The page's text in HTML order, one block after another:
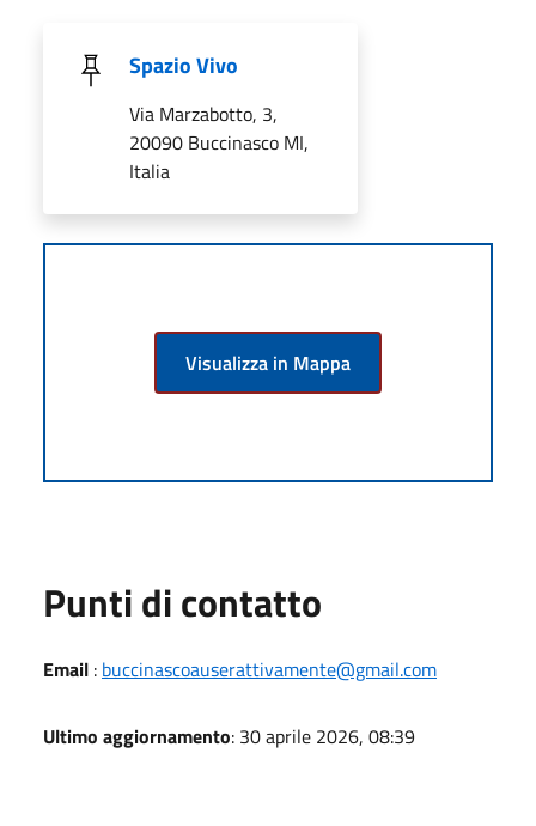
Spazio Vivo
Via Marzabotto, 3,
20090 Buccinasco MI,
Italia
Visualizza in Mappa
Punti di contatto
Email : buccinascoauserattivamente@gmail.com
Ultimo aggiornamento: 30 aprile 2026, 08:39